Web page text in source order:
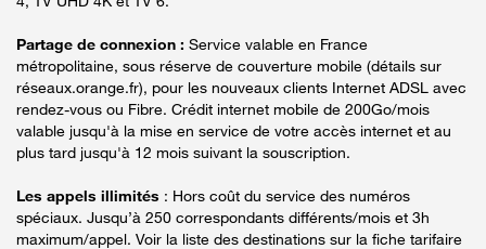
Partage de connexion : Service valable en France
métropolitaine, sous réserve de couverture mobile (détails sur
réseaux.orange.fr), pour les nouveaux clients Internet ADSL avec
rendez-vous ou Fibre. Crédit internet mobile de 200Go/mois
valable jusqu'à la mise en service de votre accès internet et au
plus tard jusqu'à 12 mois suivant la souscription.
Les appels illimités : Hors coût du service des numéros
spéciaux. Jusqu’à 250 correspondants différents/mois et 3h
maximum/appel. Voir la liste des destinations sur la fiche tarifaire